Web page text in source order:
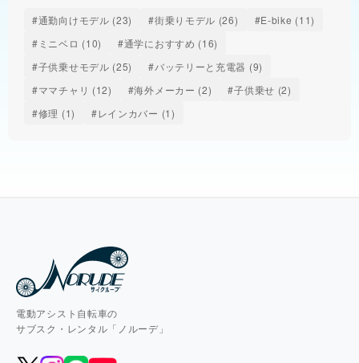
#通勤向けモデル (23) #街乗りモデル (26)
#E-bike (11)
#ミニベロ (10)
#通学におすすめ (16)
#子供乗せモデル (25)
#バッテリーと充電器 (9)
#ママチャリ (12)
#海外メーカー (2)
#子供乗せ (2)
#修理 (1)
#レインカバー (1)
電動アシスト自転車の
サブスク・レンタル「ノルーデ」